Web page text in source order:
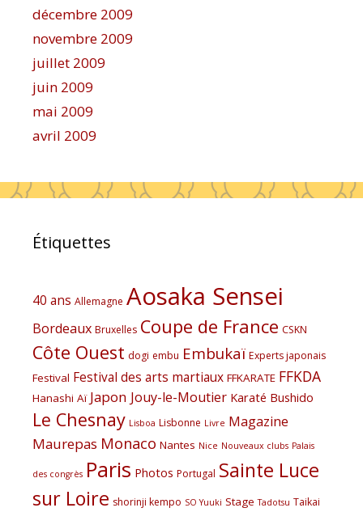
décembre 2009
novembre 2009
juillet 2009
juin 2009
mai 2009
avril 2009
Étiquettes
40 ans Allemagne Aosaka Sensei
Bordeaux Bruxelles Coupe de France CSKN
Côte Ouest dogi embu Embukaï Experts japonais
Festival Festival des arts martiaux FFKARATE FFKDA
Hanashi Aï Japon Jouy-le-Moutier Karaté Bushido
Le Chesnay Lisboa Lisbonne Livre Magazine
Maurepas Monaco Nantes Nice Nouveaux clubs Palais
des congrès Paris Photos Portugal Sainte Luce
sur Loire shorinji kempo SO Yuuki Stage Tadotsu Taikai